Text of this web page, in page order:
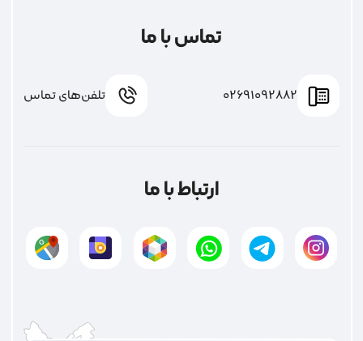
تماس با ما
02691092882 تلفن‌های تماس
ارتباط با ما